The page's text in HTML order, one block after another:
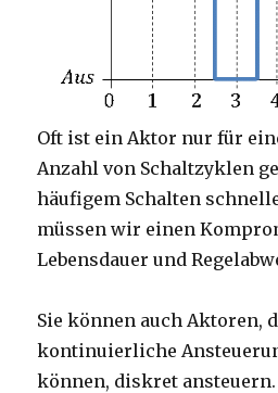
Oft ist ein Aktor nur für
Anzahl von Schaltzyklen
häufigem Schalten
müssen wir einen
Lebensdauer und
Sie können auch Aktoren,
kontinuierliche
können, diskret ansteuern.